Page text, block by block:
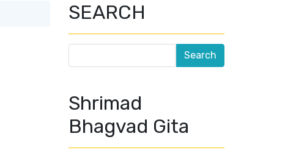
SEARCH
Shrimad
Bhagvad Gita